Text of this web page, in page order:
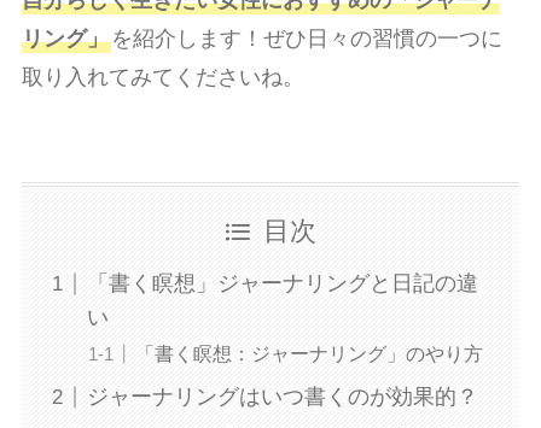
リング」を紹介します！ぜひ日々の習慣の一つに
取り入れてみてくださいね。
目次
「書く瞑想」ジャーナリングと日記の違
い
「書く瞑想：ジャーナリング」のやり方
ジャーナリングはいつ書くのが効果的？